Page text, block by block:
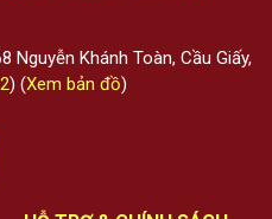
Nguyễn Khánh Toàn, Cầu Giấy,
) (Xem bản đồ)